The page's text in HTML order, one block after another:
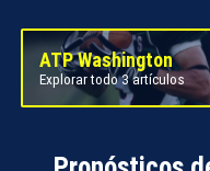
ATP Washington
Explorar todo 3 artículos